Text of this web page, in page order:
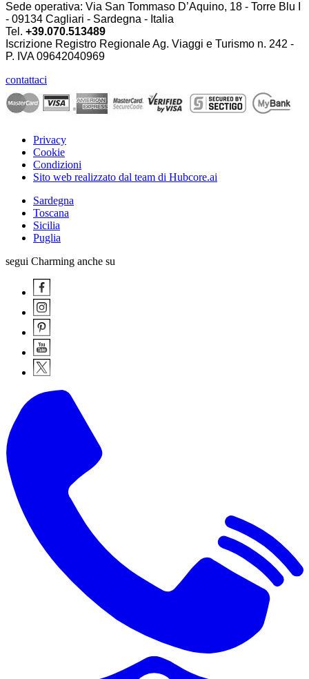
Sede operativa: Via San Tommaso D’Aquino, 18 - Torre Blu I
- 09134 Cagliari - Sardegna - Italia
Tel. +39.070.513489
Iscrizione Registro Regionale Ag. Viaggi e Turismo n. 242 -
P. IVA09642040969
contattaci
Privacy
Cookie
Condizioni
Sito web realizzato dal team di Hubcore.ai
Sardegna
Toscana
Sicilia
Puglia
segui Charming anche su